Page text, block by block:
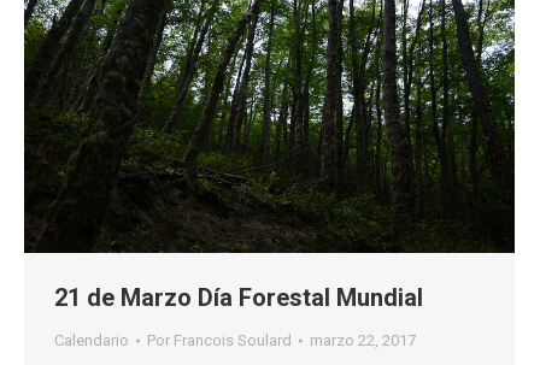
21 de Marzo Día Forestal Mundial
Calendario Por Francois Soulard marzo 22, 2017